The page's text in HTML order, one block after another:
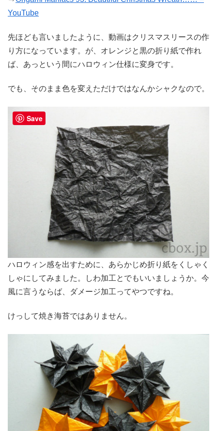
YouTube
先ほども言いましたように、動画はクリスマスリースの作
り方になっています。が、オレンジと黒の折り紙で作れ
ば、あっという間にハロウィン仕様に変身です。
でも、そのまま色を変えただけではなんかシャクなので。
ハロウィン感を出すために、あらかじめ折り紙をくしゃく
しゃにしてみました。しわ加工とでもいいましょうか。今
風に言うならば、ダメージ加工ってやつですね。
けっして焼き海苔ではありません。
Save